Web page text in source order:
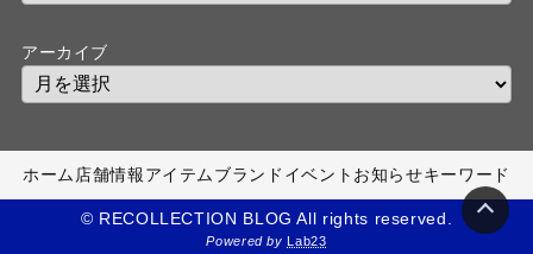
アーカイブ
ホーム店舗情報アイテムブランド イベント お知らせキーワード
© RECOLLECTION BLOG All rights reserved.
Powered by Lab23